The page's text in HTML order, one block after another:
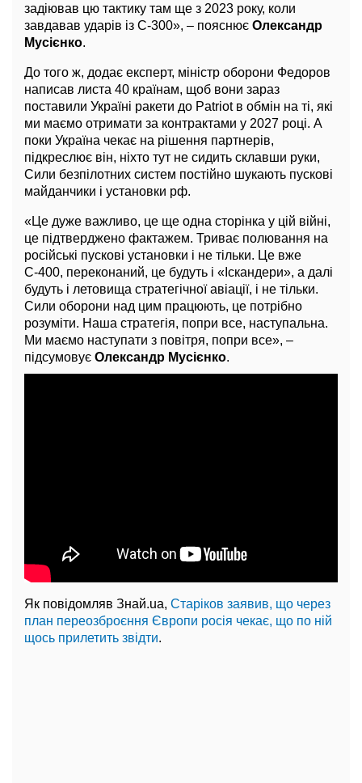
задіював цю тактику там ще з 2023 року, коли
завдавав ударів із С-300», – пояснює Олександр
Мусієнко.
До того ж, додає експерт, міністр оборони Федоров
написав листа 40 країнам, щоб вони зараз
поставили Україні ракети до Patriot в обмін на ті, які
ми маємо отримати за контрактами у 2027 році. А
поки Україна чекає на рішення партнерів,
підкреслює він, ніхто тут не сидить склавши руки,
Сили безпілотних систем постійно шукають пускові
майданчики і установки рф.
«Це дуже важливо, це ще одна сторінка у цій війні,
це підтверджено фактажем. Триває полювання на
російські пускові установки і не тільки. Це вже
С-400, переконаний, це будуть і «Іскандери», а далі
будуть і летовища стратегічної авіації, і не тільки.
Сили оборони над цим працюють, це потрібно
розуміти. Наша стратегія, попри все, наступальна.
Ми маємо наступати з повітря, попри все», –
підсумовує Олександр Мусієнко.
Як повідомляв Знай.ua, Старіков заявив, що через
план переозброєння Європи росія чекає, що по ній
щось прилетить звідти.